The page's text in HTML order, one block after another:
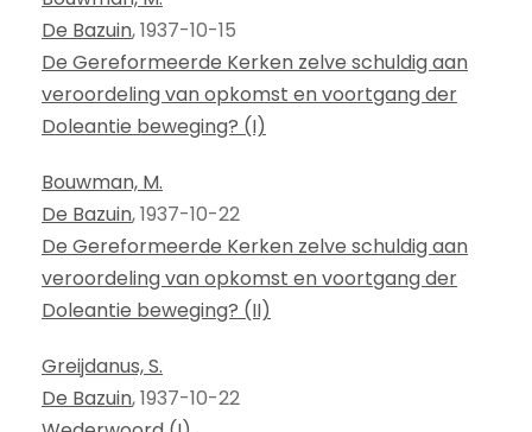
De Bazuin, 1937-10-15
De Gereformeerde Kerken zelve schuldig aan
veroordeling van opkomst en voortgang der
Doleantie beweging? (I)
Bouwman, M.
De Bazuin, 1937-10-22
De Gereformeerde Kerken zelve schuldig aan
veroordeling van opkomst en voortgang der
Doleantie beweging? (II)
Greijdanus, S.
De Bazuin, 1937-10-22